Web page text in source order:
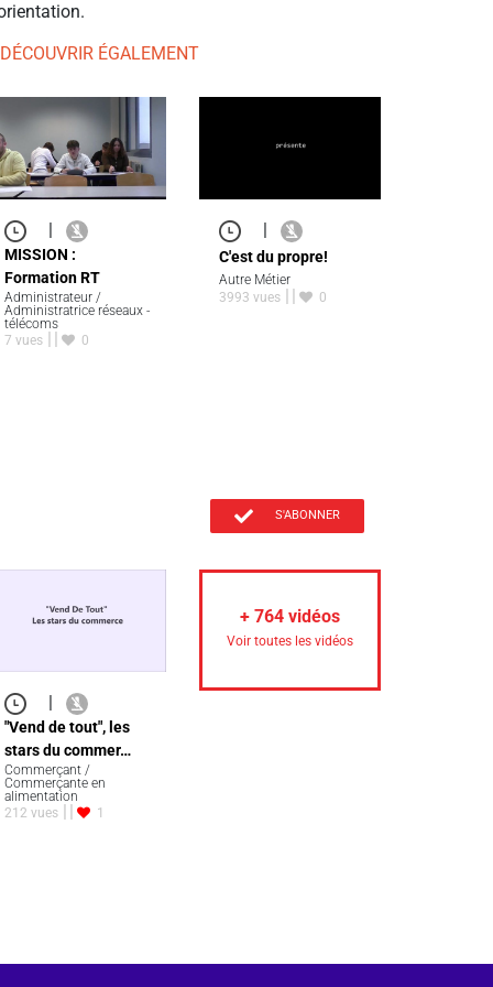
ÉGALEMENT
MISSION :
Formation RT
Administrateur /
Administratrice réseaux -
télécoms
7 vues
0
C'est du propre!
Autre Métier
3993 vues
0
S'ABONNER
"Vend de tout", les
stars du commer…
Commerçant /
Commerçante en
alimentation
212 vues
1
+ 764 vidéos
Voir toutes les vidéos